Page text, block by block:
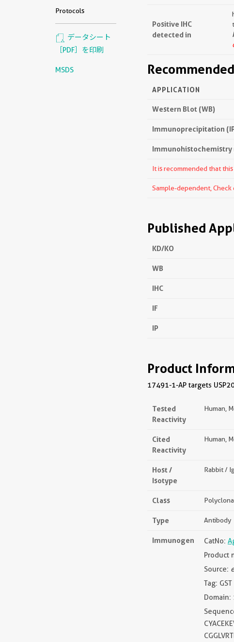
Protocols
データシート
［PDF］を印刷
MSDS
Positive IHC
detected in
APPLICATION
Western Blot (WB)
Immunoprecipitation
Immunohistochemistry
It is recommended that
Sample-dependent, Check
Published
KD/KO
WB
IHC
IF
IP
Product
17491-1-AP targets
Tested
Reactivity
Human,
Cited
Reactivity
Human,
Host /
Isotype
Rabbit /
Class
Type Antibody
Immunogen CatNo:
Product
Source:
Tag: GST